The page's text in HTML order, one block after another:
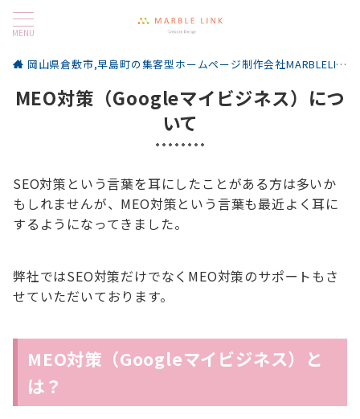
MENU
岡山県倉敷市,早島町の集客型ホームページ制作会社MARBLELINK
MEO対策（Googleマイビジネス）につ
いて
SEO対策という言葉を耳にしたことがある方は多いか
もしれませんが、MEO対策という言葉も最近よく耳に
するようになってきました。
弊社ではSEO対策だけでなくMEO対策のサポートもさ
せていただいております。
MEO対策（Googleマイビジネス）と
は？